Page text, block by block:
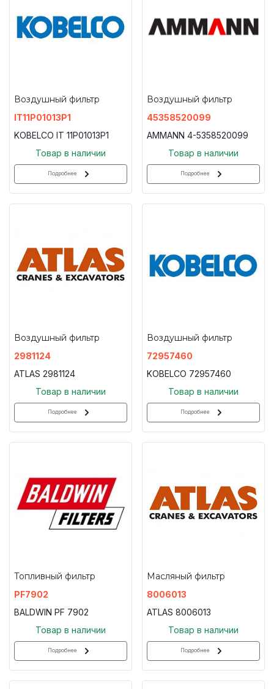
Воздушный фильтр
IT11P01013P1
KOBELCO IT 11P01013P1
Товар в наличии
Подробнее
Воздушный фильтр
45358520099
AMMANN 4-5358520099
Товар в наличии
Подробнее
Воздушный фильтр
2981124
ATLAS 2981124
Товар в наличии
Подробнее
Воздушный фильтр
72957460
KOBELCO 72957460
Товар в наличии
Подробнее
Топливный фильтр
PF7902
BALDWIN PF 7902
Товар в наличии
Подробнее
Масляный фильтр
8006013
ATLAS 8006013
Товар в наличии
Подробнее